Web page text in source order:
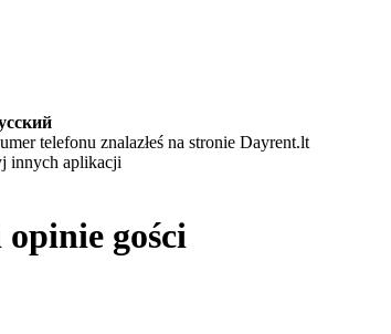
telefonu znalazłeś na stronie Dayrent.lt
innych aplikacji
gości